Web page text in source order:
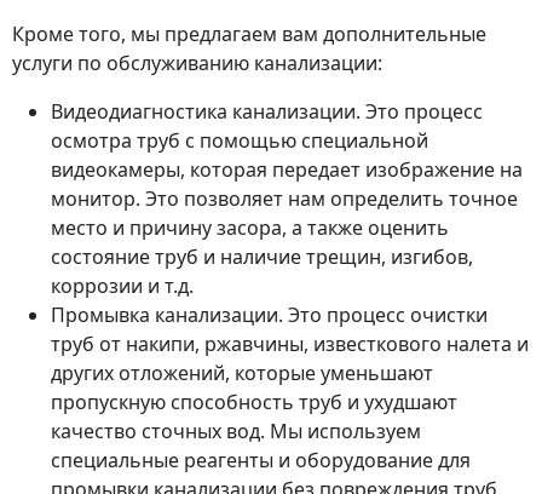
Кроме того, мы предлагаем вам дополнительные
услуги по обслуживанию канализации:
Видеодиагностика канализации. Это процесс
осмотра труб с помощью специальной
видеокамеры, которая передает изображение на
монитор. Это позволяет нам определить точное
место и причину засора, а также оценить
состояние труб и наличие трещин, изгибов,
коррозии и т.д.
Промывка канализации. Это процесс очистки
труб от накипи, ржавчины, известкового налета и
других отложений, которые уменьшают
пропускную способность труб и ухудшают
качество сточных вод. Мы используем
специальные реагенты и оборудование для
промывки канализации без повреждения труб.